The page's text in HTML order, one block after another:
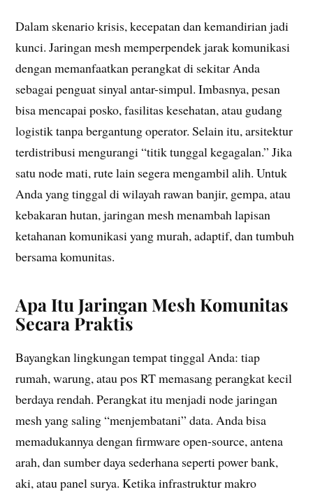
Dalam skenario krisis, kecepatan dan kemandirian jadi
kunci. Jaringan mesh memperpendek jarak komunikasi
dengan memanfaatkan perangkat di sekitar Anda
sebagai penguat sinyal antar-simpul. Imbasnya, pesan
bisa mencapai posko, fasilitas kesehatan, atau gudang
logistik tanpa bergantung operator. Selain itu, arsitektur
terdistribusi mengurangi “titik tunggal kegagalan.” Jika
satu node mati, rute lain segera mengambil alih. Untuk
Anda yang tinggal di wilayah rawan banjir, gempa, atau
kebakaran hutan, jaringan mesh menambah lapisan
ketahanan komunikasi yang murah, adaptif, dan tumbuh
bersama komunitas.
Apa Itu Jaringan Mesh Komunitas
Secara Praktis
Bayangkan lingkungan tempat tinggal Anda: tiap
rumah, warung, atau pos RT memasang perangkat kecil
berdaya rendah. Perangkat itu menjadi node jaringan
mesh yang saling “menjembatani” data. Anda bisa
memadukannya dengan firmware open-source, antena
arah, dan sumber daya sederhana seperti power bank,
aki, atau panel surya. Ketika infrastruktur makro